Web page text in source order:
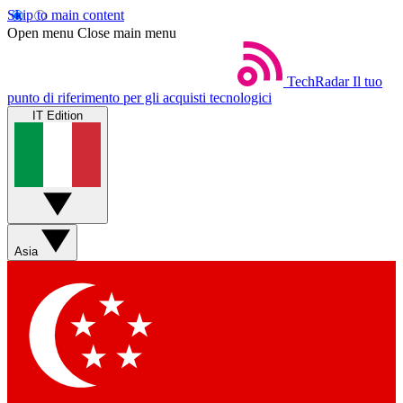
Skip to main content
Open menu Close main menu
TechRadar Il tuo
punto di riferimento per gli acquisti tecnologici
IT Edition
Asia